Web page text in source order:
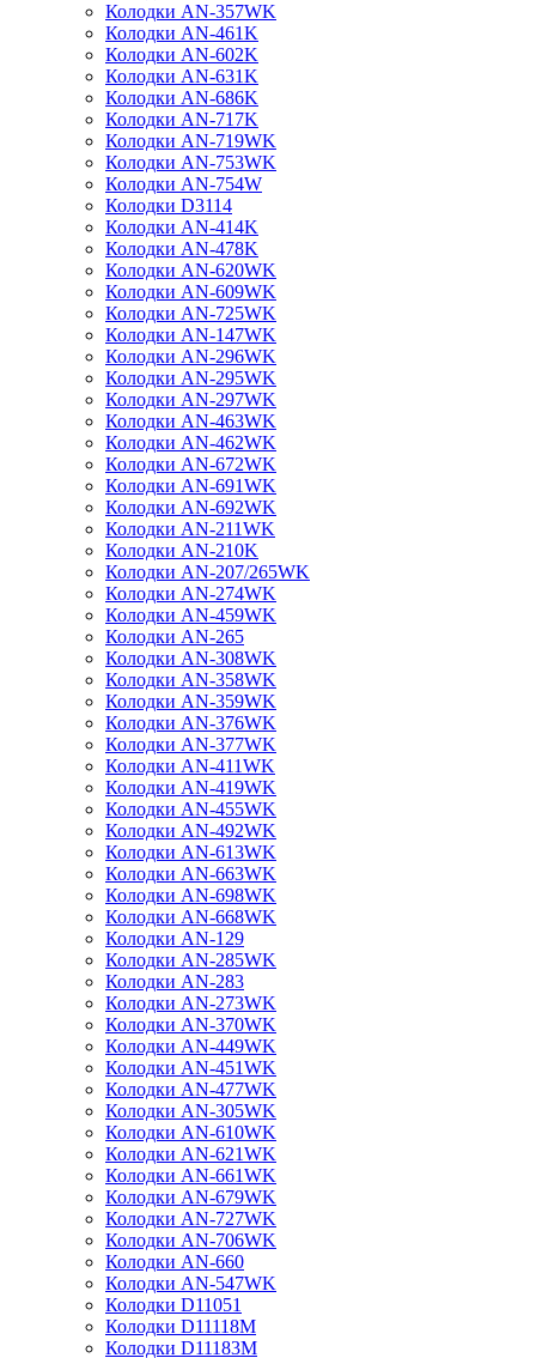
Колодки AN-357WK
Колодки AN-461K
Колодки AN-602K
Колодки AN-631K
Колодки AN-686K
Колодки AN-717K
Колодки AN-719WK
Колодки AN-753WK
Колодки AN-754W
Колодки D3114
Колодки AN-414K
Колодки AN-478K
Колодки AN-620WK
Колодки AN-609WK
Колодки AN-725WK
Колодки AN-147WK
Колодки AN-296WK
Колодки AN-295WK
Колодки AN-297WK
Колодки AN-463WK
Колодки AN-462WK
Колодки AN-672WK
Колодки AN-691WK
Колодки AN-692WK
Колодки AN-211WK
Колодки AN-210K
Колодки AN-207/265WK
Колодки AN-274WK
Колодки AN-459WK
Колодки AN-265
Колодки AN-308WK
Колодки AN-358WK
Колодки AN-359WK
Колодки AN-376WK
Колодки AN-377WK
Колодки AN-411WK
Колодки AN-419WK
Колодки AN-455WK
Колодки AN-492WK
Колодки AN-613WK
Колодки AN-663WK
Колодки AN-698WK
Колодки AN-668WK
Колодки AN-129
Колодки AN-285WK
Колодки AN-283
Колодки AN-273WK
Колодки AN-370WK
Колодки AN-449WK
Колодки AN-451WK
Колодки AN-477WK
Колодки AN-305WK
Колодки AN-610WK
Колодки AN-621WK
Колодки AN-661WK
Колодки AN-679WK
Колодки AN-727WK
Колодки AN-706WK
Колодки AN-660
Колодки AN-547WK
Колодки D11051
Колодки D11118M
Колодки D11183M